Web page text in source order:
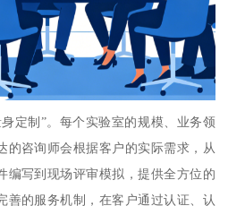
定制”。每个实验室的规模、业务领
的咨询师会根据客户的实际需求，从
编写到现场评审模拟，提供全方位的
善的服务机制，在客户通过认证、认